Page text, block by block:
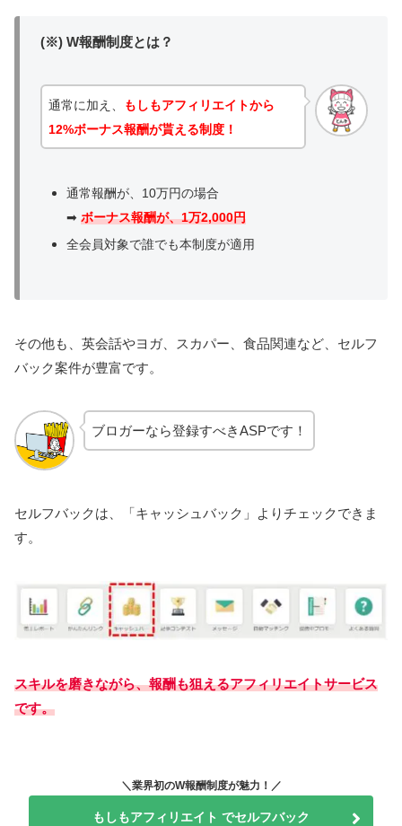
(※) W報酬制度とは？
通常に加え、
もしもアフィリエイトから
12%ボーナス報酬が貰える制度！
通常報酬が、10万円の場合
➡ ボーナス報酬が、1万2,000円
全会員対象で誰でも本制度が適用
その他も、英会話やヨガ、スカパー、食品関連など、セルフ
バック案件が豊富です。
ブロガーなら登録すべきASPです！
セルフバックは、「キャッシュバック」よりチェックできま
す。
スキルを磨きながら、報酬も狙えるアフィリエイトサービス
です。
＼業界初のW報酬制度が魅力！／
もしもアフィリエイト でセルフバック